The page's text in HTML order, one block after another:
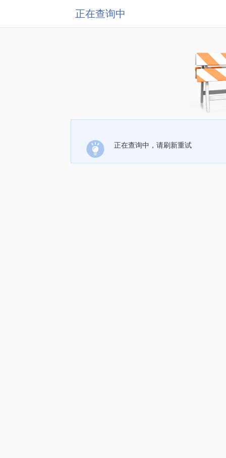
正在查询中
正在查询中，请刷新重试